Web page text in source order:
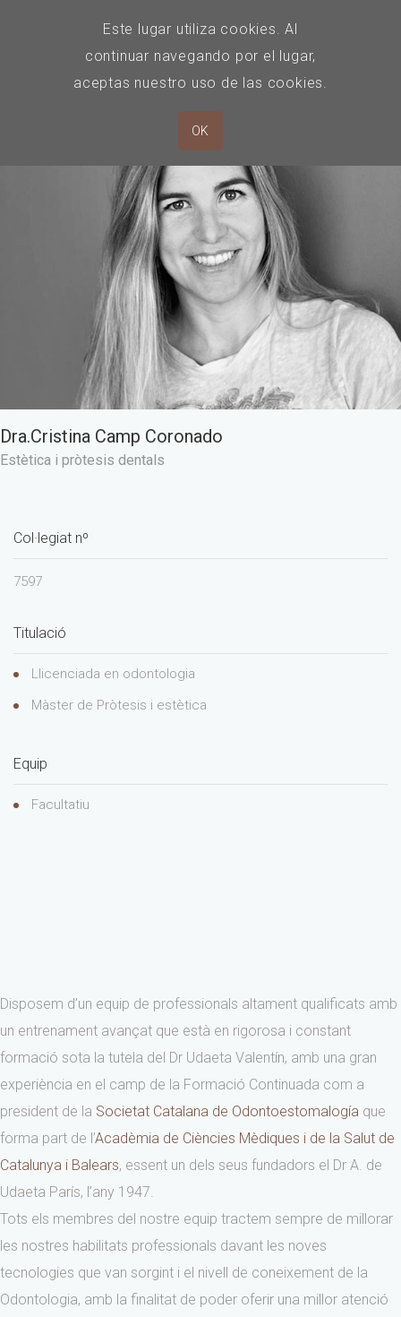
Dra.Cristina Camp Coronado
Estètica i pròtesis dentals
Col·legiat nº
7597
Titulació
Llicenciada en odontologia
Màster de Pròtesis i estètica
Equip
Facultatiu
Disposem d’un equip de professionals altament qualificats amb
un entrenament avançat que està en rigorosa i constant
formació sota la tutela del Dr Udaeta Valentín, amb una gran
experiència en el camp de la Formació Continuada com a
president de la Societat Catalana de Odontoestomalogía que
forma part de l’Acadèmia de Ciències Mèdiques i de la Salut de
Catalunya i Balears, essent un dels seus fundadors el Dr A. de
Udaeta París, l’any 1947.
Tots els membres del nostre equip tractem sempre de millorar
les nostres habilitats professionals davant les noves
tecnologies que van sorgint i el nivell de coneixement de la
Odontologia, amb la finalitat de poder oferir una millor atenció
Este lugar utiliza cookies. Al
continuar navegando por el lugar,
aceptas nuestro uso de las cookies.
OK